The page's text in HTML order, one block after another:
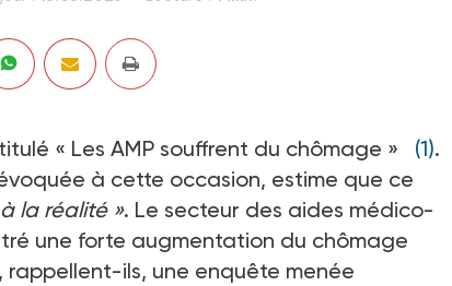
« Les AMP souffrent du chômage » (1).
à cette occasion, estime que ce
la réalité ». Le secteur des aides médico-
une forte augmentation du chômage
rappellent-ils, une enquête menée